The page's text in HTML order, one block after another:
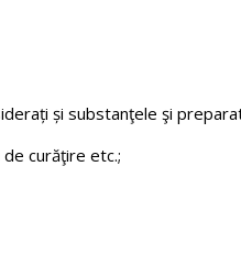
și substanţele şi
curăţire etc.;